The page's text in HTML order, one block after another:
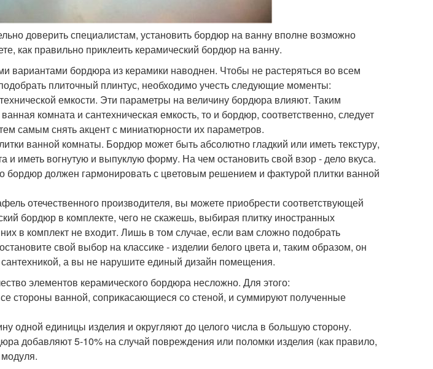
доверить специалистам, установить бордюр на ванну вполне возможно
как правильно приклеить керамический бордюр на ванну.
вариантами бордюра из керамики наводнен. Чтобы не растеряться во всем
плиточный плинтус, необходимо учесть следующие моменты:
емкости. Эти параметры на величину бордюра влияют. Таким
комната и сантехническая емкость, то и бордюр, соответственно, следует
самым снять акцент с миниатюрности их параметров.
ванной комнаты. Бордюр может быть абсолютно гладкий или иметь текстуру,
и иметь вогнутую и выпуклую форму. На чем остановить свой взор - дело вкуса.
бордюр должен гармонировать с цветовым решением и фактурой плитки ванной
отечественного производителя, вы можете приобрести соответствующей
бордюр в комплекте, чего не скажешь, выбирая плитку иностранных
в комплект не входит. Лишь в том случае, если вам сложно подобрать
свой выбор на классике - изделии белого цвета и, таким образом, он
сантехникой, а вы не нарушите единый дизайн помещения.
элементов керамического бордюра несложно. Для этого:
стороны ванной, соприкасающиеся со стеной, и суммируют полученные
одной единицы изделия и округляют до целого числа в большую сторону.
добавляют 5-10% на случай повреждения или поломки изделия (как правило,